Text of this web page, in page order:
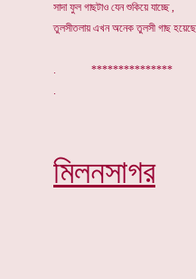
সাদা ফুল গাছটাও যেন শুকিয়ে যাচ্ছে ,
তুলসীতলায় এখন অনেক তুলসী গাছ
. ***************
মিলনসাগর